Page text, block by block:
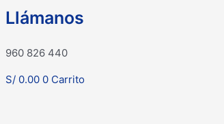
Llámanos
960 826 440
S/ 0.00 0 Carrito